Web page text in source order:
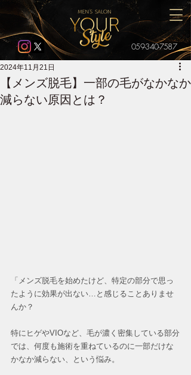
059-340-7587
【メンズ脱毛】一部の毛がなかなか
減らない原因とは？
2024年11月21日
「メンズ脱毛を始めたけど、特定の部分で思っ
たように効果が出ない…と感じることありませ
んか？
特にヒゲやVIOなど、毛が濃く密集している部分
では、何度も施術を重ねているのに一部だけな
かなか減らない、という悩み。